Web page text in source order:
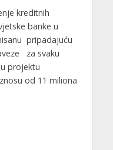
kreditnih
banke u
pripadajuću
za svaku
projektu
od 11 miliona